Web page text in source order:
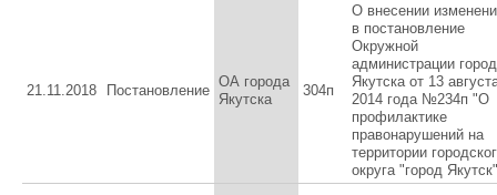
21.11.2018 Постановление
ОА города
Якутска
304п
О внесении
в постановление
Окружной
администрации
Якутска от 13
2014 года №234п "О
профилактике
правонарушений на
территории
округа "город Якутск"